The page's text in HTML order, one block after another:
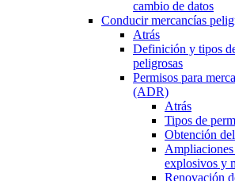
cambio de datos
Conducir mercancías
Atrás
Definición y tipos
peligrosas
Permisos para
(ADR)
Atrás
Tipos de
Obtención
explosivos y
Renovación